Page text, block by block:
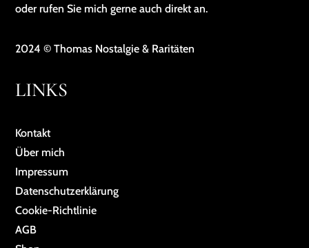
oder rufen Sie mich gerne auch direkt an.
2024 © Thomas Nostalgie & Raritäten
LINKS
Kontakt
Über mich
Impressum
Da­ten­schutz­er­klä­rung
Cookie-Richtlinie
AGB